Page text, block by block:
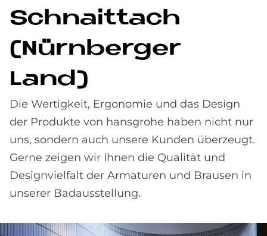
Schnaittach
(Nürn­ber­ger
Land)
Die Wertigkeit, Ergonomie und das Design
der Produkte von hansgrohe haben nicht nur
uns, sondern auch unsere Kunden überzeugt.
Gerne zeigen wir Ihnen die Qualität und
Designvielfalt der Armaturen und Brausen in
unserer Badausstellung.